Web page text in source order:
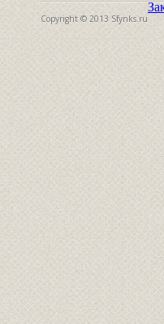
Copyright © 2013 Sfynks.ru